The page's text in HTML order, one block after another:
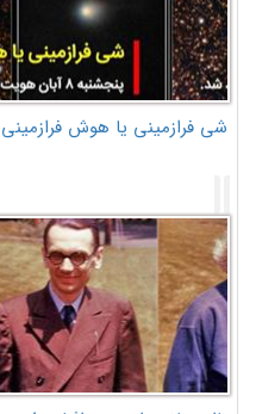
شی فرازمینی یا هوش فرازمینی